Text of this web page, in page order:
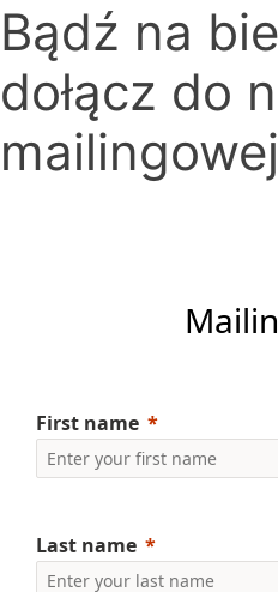
Bądź na
dołącz do
mailingowej
First name
Last name